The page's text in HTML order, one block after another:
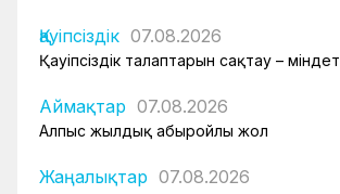
Қауіпсіздік 07.08.2026
Қауіпсіздік талаптарын сақтау – міндет
Аймақтар 07.08.2026
Алпыс жылдық абыройлы жол
Жаңалықтар 07.08.2026